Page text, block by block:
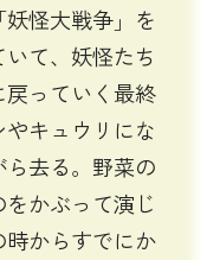
怪大戦争」を
て、妖怪たち
っていく最終
キュウリにな
去る。野菜の
かぶって演じ
からすでにか